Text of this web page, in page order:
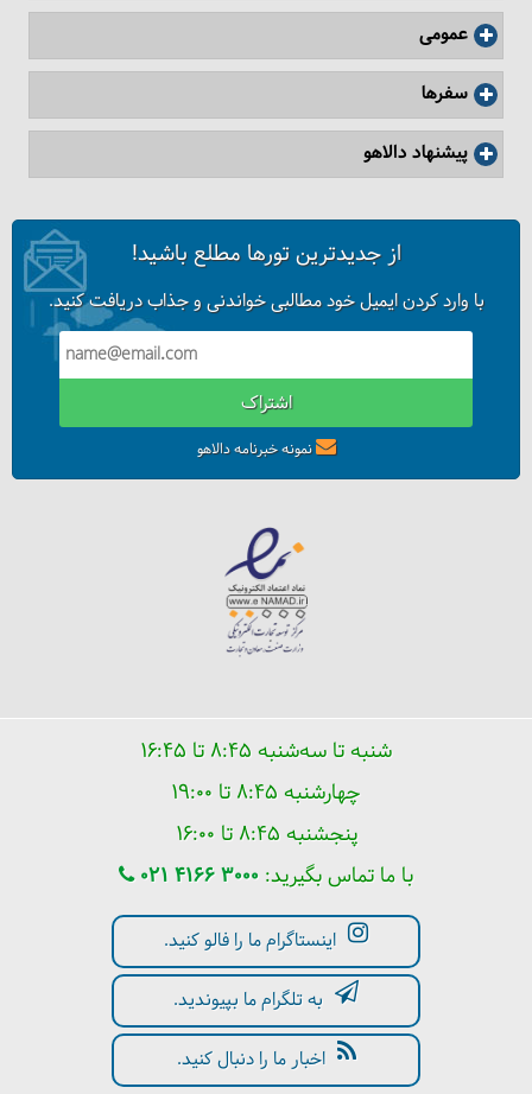
عمومی
سفرها
پیشنهاد دالاهو
از جدیدترین تورها مطلع باشید!
با وارد کردن ایمیل خود مطالبی خواندنی و جذاب دریافت کنید.
اشتراک
نمونه خبرنامه دالاهو
شنبه تا سه‌شنبه ۸:۴۵ تا ۱۶:۴۵
چهارشنبه ۸:۴۵ تا ۱۹:۰۰
پنجشنبه ۸:۴۵ تا ۱۶:۰۰
با ما تماس بگیرید: 021 4166 3000
اینستاگرام ما را فالو کنید.
به تلگرام ما بپیوندید.
اخبار ما را دنبال کنید.